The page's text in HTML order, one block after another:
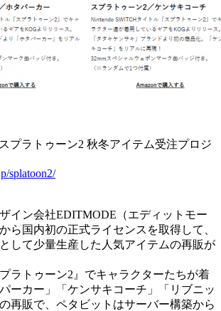
ラトゥーン2 秋冬アイテム受注プロジ
splatoon2/
イン会社EDITMODE（エディットモー
ら国内初の正式ライセンスを取得して、
して少量生産した人気アイテムの再販が
ラトゥーン2』でキャラクターたちが着
ーカー」「ケンサキコーチ」「リブニッ
再販で、ペタビットはサーバー構築から